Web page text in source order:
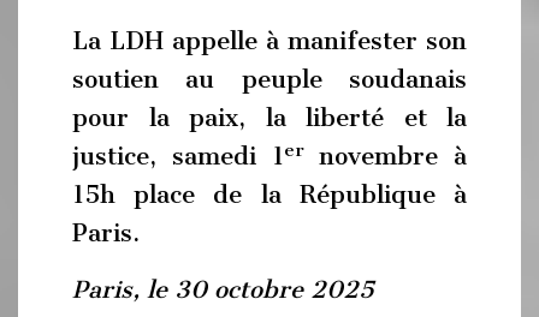
La LDH appelle à manifester son
soutien au peuple soudanais
pour la paix, la liberté et la
justice, samedi 1 ernovembre à
15h place de la République à
Paris.
Paris, le 30 octobre 2025